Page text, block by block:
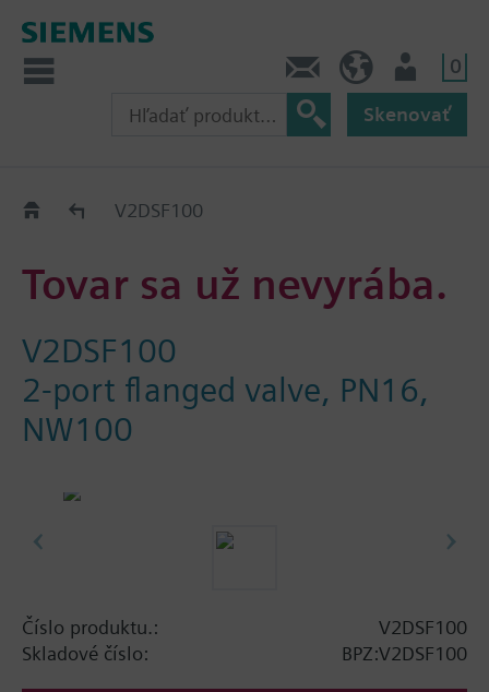
0
Skenovať
Old2NewV2DSF100
Tovar sa už nevyrába.
V2DSF100
2-port flanged valve, PN16,
NW100
Číslo produktu.:
V2DSF100
Skladové číslo:
BPZ:V2DSF100